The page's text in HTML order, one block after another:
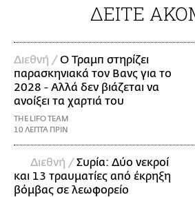
ΔΕΙΤΕ
Διεθνή /Ο Τραμπ στηρίζει
παρασκηνιακά τον Βανς για το
2028 - Αλλά δεν βιάζεται να
ανοίξει τα χαρτιά του
THE LIFO TEAM
10 ΛΕΠΤΑ ΠΡΙΝ
Διεθνή /Συρία: Δύο νεκροί
και 13 τραυματίες από έκρηξη
βόμβας σε λεωφορείο